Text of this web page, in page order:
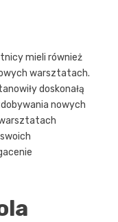
mieli również
warsztatach.
doskonałą
nowych